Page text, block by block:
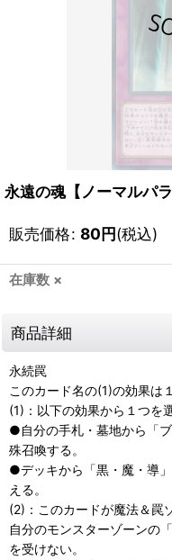
永遠の魂【ノーマルパ
販売価格: 80円(税込)
在庫数 ×
商品詳細
永続罠
このカード名の(1)の効果は
(1)：以下の効果から１つを
●自分の手札・墓地から「
殊召喚する。
●デッキから「黒・魔・導
える。
(2)：このカードが魔法＆罠
自分のモンスターゾーンの
を受けない。